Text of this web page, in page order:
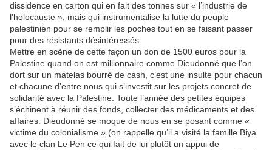
dissidence en carton qui en fait des tonnes sur « l’industrie de
l’holocauste », mais qui instrumentalise la lutte du peuple
palestinien pour se remplir les poches tout en se faisant passer
pour des résistants désintéressés.
Mettre en scène de cette façon un don de 1500 euros pour la
Palestine quand on est millionnaire comme Dieudonné que l’on
dort sur un matelas bourré de cash, c’est une insulte pour chacun
et chacune d’entre nous qui s’investit sur les projets concret de
solidarité avec la Palestine. Toute l’année des petites équipes
s’échinent à réunir des fonds, collecter des médicaments et des
affaires. Dieudonné se moque de nous en se posant comme «
victime du colonialisme » (on rappelle qu’il a visité la famille Biya
avec le clan Le Pen ce qui fait de lui plutôt un appui de